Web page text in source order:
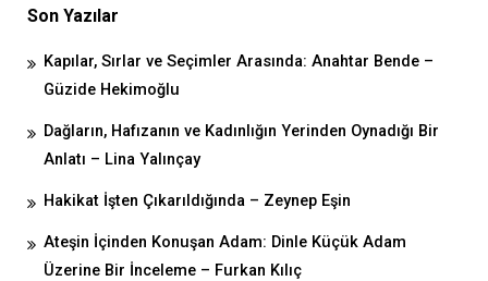
Son Yazılar
Kapılar, Sırlar ve Seçimler Arasında: Anahtar Bende –
Güzide Hekimoğlu
Dağların, Hafızanın ve Kadınlığın Yerinden Oynadığı Bir
Anlatı – Lina Yalınçay
Hakikat İşten Çıkarıldığında – Zeynep Eşin
Ateşin İçinden Konuşan Adam: Dinle Küçük Adam
Üzerine Bir İnceleme – Furkan Kılıç